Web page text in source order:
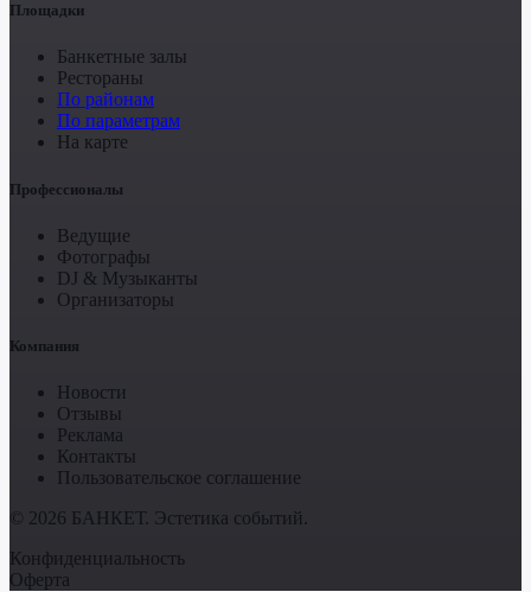
Площадки
Банкетные залы
Рестораны
По районам
По параметрам
На карте
Профессионалы
Ведущие
Фотографы
DJ & Музыканты
Организаторы
Компания
Новости
Отзывы
Реклама
Контакты
Пользовательское соглашение
© 2026 БАНКЕТ. Эстетика событий.
Конфиденциальность
Оферта